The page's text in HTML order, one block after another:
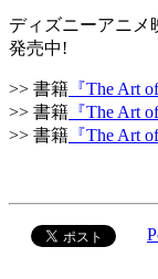
ディズニーアニメ
発売中!
>> 書籍 『The Art
>> 書籍 『The Art
>> 書籍 『The Art